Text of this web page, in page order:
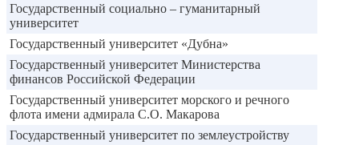
Государственный социально – гуманитарный
университет
Государственный университет «Дубна»
Государственный университет Министерства
финансов Российской Федерации
Государственный университет морского и речного
флота имени адмирала С.О. Макарова
Государственный университет по землеустройству